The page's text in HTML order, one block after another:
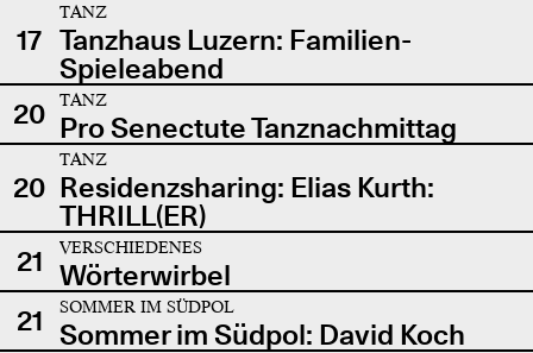
17
TANZ
Tanzhaus Luzern: Familien-
Spieleabend
20
TANZ
Pro Senectute Tanznachmittag
20
TANZ
Residenzsharing: Elias Kurth:
THRILL(ER)
21
VERSCHIEDENES
Wörterwirbel
21
SOMMER IM SÜDPOL
Sommer im Südpol: David Koch